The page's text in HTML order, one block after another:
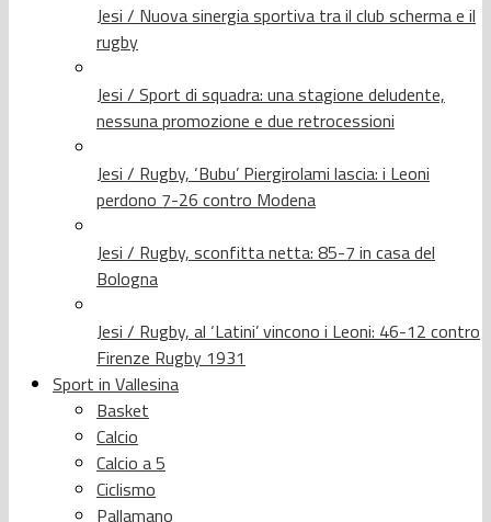
Jesi / Nuova sinergia sportiva tra il club scherma e il
rugby
Jesi / Sport di squadra: una stagione deludente,
nessuna promozione e due retrocessioni
Jesi / Rugby, ‘Bubu’ Piergirolami lascia: i Leoni
perdono 7-26 contro Modena
Jesi / Rugby, sconfitta netta: 85-7 in casa del
Bologna
Jesi / Rugby, al ‘Latini’ vincono i Leoni: 46-12 contro
Firenze Rugby 1931
Sport in Vallesina
Basket
Calcio
Calcio a 5
Ciclismo
Pallamano